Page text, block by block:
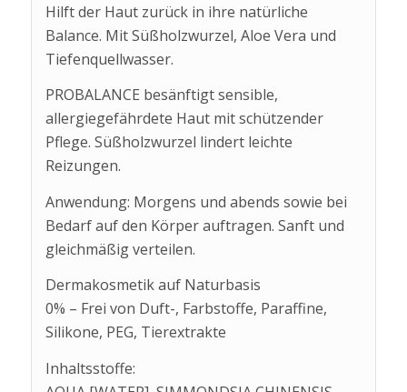
Hilft der Haut zurück in ihre natürliche
Balance. Mit Süßholzwurzel, Aloe Vera und
Tiefenquellwasser.
PROBALANCE besänftigt sensible,
allergiegefährdete Haut mit schützender
Pflege. Süßholzwurzel lindert leichte
Reizungen.
Anwendung: Morgens und abends sowie bei
Bedarf auf den Körper auftragen. Sanft und
gleichmäßig verteilen.
Dermakosmetik auf Naturbasis
0% – Frei von Duft-, Farbstoffe, Paraffine,
Silikone, PEG, Tierextrakte
Inhaltsstoffe: